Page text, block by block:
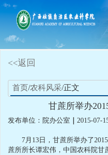
<<返回
首页/农科风采/正文
甘蔗所举办
发布单位：院办公室 2015-07-
7月13日，甘蔗所举办了2015
蔗所所长谭宏伟，中国农科院甘